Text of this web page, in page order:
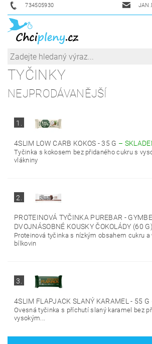
734505930
TYČINKY
NEJPRODÁVANĚJŠÍ
1.
4SLIM LOW CARB KOKOS - 35 G –
Tyčinka s kokosem bez přidaného cukru s
vlákniny
2.
PROTEINOVÁ TYČINKA PUREBAR -
DVOJNÁSOBNÉ KOUSKY ČOKOLÁDY (60 G)
Proteinová tyčinka s nízkým obsahem cukru
bílkovin
3.
4SLIM FLAPJACK SLANÝ KARAMEL - 55 G
Ovesná tyčinka s příchutí slaný karamel bez
vysokým...